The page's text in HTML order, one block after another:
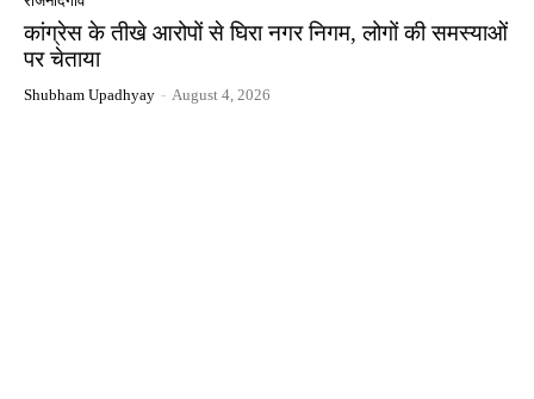
कांग्रेस के तीखे आरोपों से घिरा नगर निगम, लोगों की समस्याओं
पर चेताया
Shubham Upadhyay - August 4, 2026